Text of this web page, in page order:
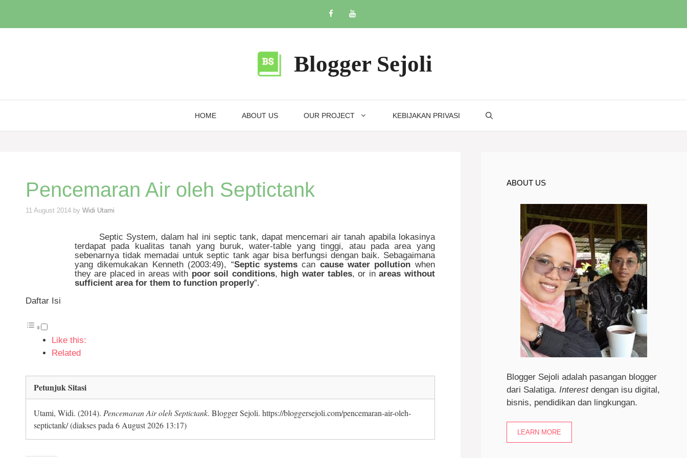
content
Blogger Sejoli
HOME ABOUT US OUR PROJECT KEBIJAKAN PRIVASI
Pencemaran Air oleh Septictank
11 August 2014 by Widi Utami
Septic System, dalam hal ini septic tank, dapat mencemari air tanah apabila lokasinya
terdapat pada kualitas tanah yang buruk, water-table yang tinggi, atau pada area yang
sebenarnya tidak memadai untuk septic tank agar bisa berfungsi dengan baik. Sebagaimana
yang dikemukakan Kenneth (2003:49), “Septic systemscan cause water pollution when
they are placed in areas with poor soil conditions, high water tables, or inareas without
sufficient area for them to function properly”.
Daftar Isi
Like this:
Related
Petunjuk Sitasi
Utami, Widi. (2014). Pencemaran Air oleh Septictank. Blogger Sejoli. https://bloggersejoli.com/pencemaran-air-oleh-
septictank/ (diakses pada 6 August 2026 13:17)
ABOUT US
Blogger Sejoli adalah pasangan blogger
dari Salatiga. Interestdengan isu digital,
bisnis, pendidikan dan lingkungan.
LEARN MORE